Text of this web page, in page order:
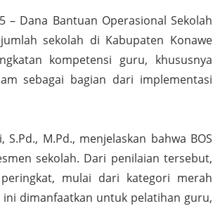
– Dana Bantuan Operasional Sekolah
sekolah di Kabupaten Konawe
kompetensi guru, khususnya
sebagai bagian dari implementasi
M.Pd., menjelaskan bahwa BOS
sekolah. Dari penilaian tersebut,
mulai dari kategori merah
ini dimanfaatkan untuk pelatihan guru,